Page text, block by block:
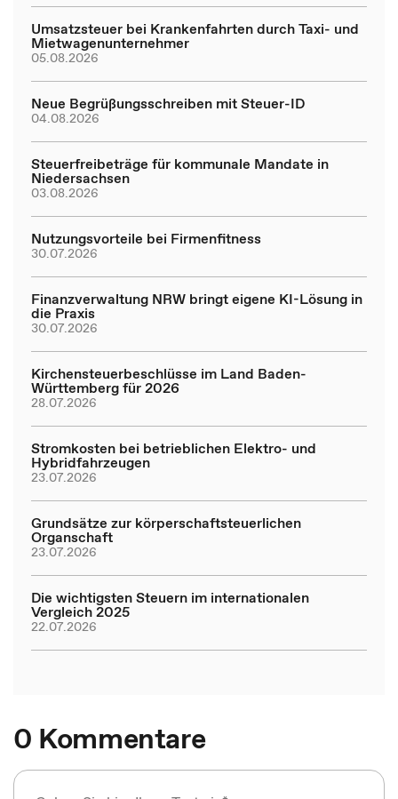
Umsatzsteuer bei Krankenfahrten durch Taxi- und
Mietwagenunternehmer
05.08.2026
Neue Begrüßungsschreiben mit Steuer-ID
04.08.2026
Steuerfreibeträge für kommunale Mandate in
Niedersachsen
03.08.2026
Nutzungsvorteile bei Firmenfitness
30.07.2026
Finanzverwaltung NRW bringt eigene KI-Lösung in
die Praxis
30.07.2026
Kirchensteuerbeschlüsse im Land Baden-
Württemberg für 2026
28.07.2026
Stromkosten bei betrieblichen Elektro- und
Hybridfahrzeugen
23.07.2026
Grundsätze zur körperschaftsteuerlichen
Organschaft
23.07.2026
Die wichtigsten Steuern im internationalen
Vergleich 2025
22.07.2026
0 Kommentare